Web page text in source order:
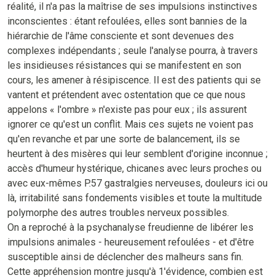
réalité, il n'a pas la maîtrise de ses impulsions instinctives
inconscientes : étant refoulées, elles sont bannies de la
hiérarchie de l'âme consciente et sont devenues des
complexes indépendants ; seule l'analyse pourra, à travers
les insidieuses résistances qui se manifestent en son
cours, les amener à résipiscence. Il est des patients qui se
vantent et prétendent avec ostentation que ce que nous
appelons « l'ombre » n'existe pas pour eux ; ils assurent
ignorer ce qu'est un conflit. Mais ces sujets ne voient pas
qu'en revanche et par une sorte de balancement, ils se
heurtent à des misères qui leur semblent d'origine inconnue ;
accès d'humeur hystérique, chicanes avec leurs proches ou
avec eux-mêmes P.57 gastralgies nerveuses, douleurs ici ou
là, irritabilité sans fondements visibles et toute la multitude
polymorphe des autres troubles nerveux possibles.
On a reproché à la psychanalyse freudienne de libérer les
impulsions animales - heureusement refoulées - et d'être
susceptible ainsi de déclencher des malheurs sans fin.
Cette appréhension montre jusqu'à 1'évidence, combien est